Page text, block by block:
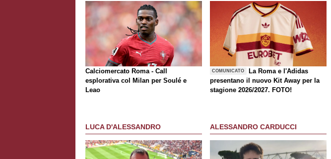
Calciomercato Roma - Call
esplorativa col Milan per Soulé e
Leao
COMUNICATO
La Roma e l'Adidas
presentano il nuovo Kit Away per la
stagione 2026/2027. FOTO!
LUCA D'ALESSANDRO ALESSANDRO CARDUCCI